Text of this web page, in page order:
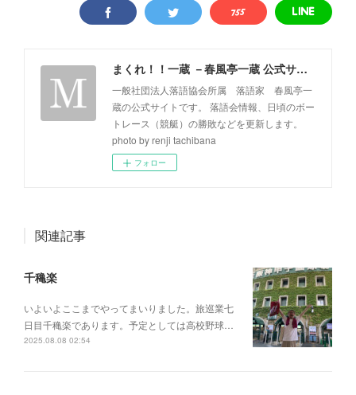
まくれ！！一蔵 －春風亭一蔵 公式サイト－
一般社団法人落語協会所属 落語家 春風亭一
蔵の公式サイトです。 落語会情報、日頃のボー
トレース（競艇）の勝敗などを更新します。
photo by renji tachibana
フォロー
関連記事
千穐楽
いよいよここまでやってまいりました。旅巡業七
日目千穐楽であります。予定としては高校野球…
2025.08.08 02:54